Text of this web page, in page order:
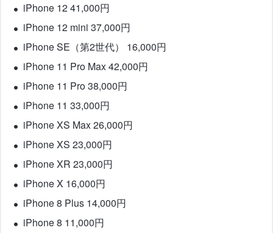
iPhone 12 41,000円
iPhone 12 mini 37,000円
iPhone SE（第2世代） 16,000円
iPhone 11 Pro Max 42,000円
iPhone 11 Pro 38,000円
iPhone 11 33,000円
iPhone XS Max 26,000円
iPhone XS 23,000円
iPhone XR 23,000円
iPhone X 16,000円
iPhone 8 Plus 14,000円
iPhone 8 11,000円